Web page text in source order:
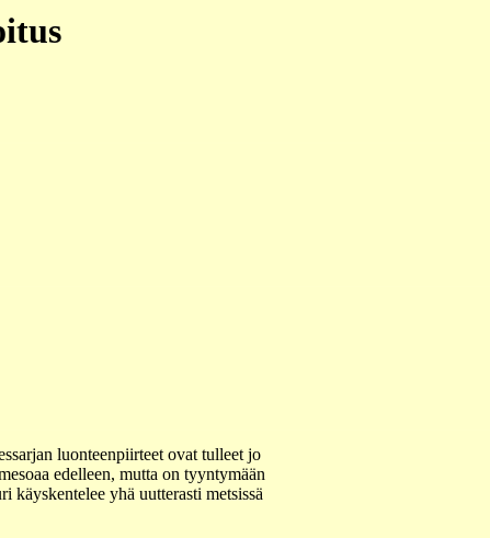
luonteenpiirteet ovat tulleet jo
edelleen, mutta on tyyntymään
yhä uutterasti metsissä